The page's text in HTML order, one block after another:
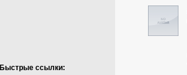
Быстрые ссылки: